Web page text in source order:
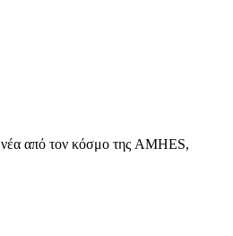
νέα από τον κόσμο της AMHES,